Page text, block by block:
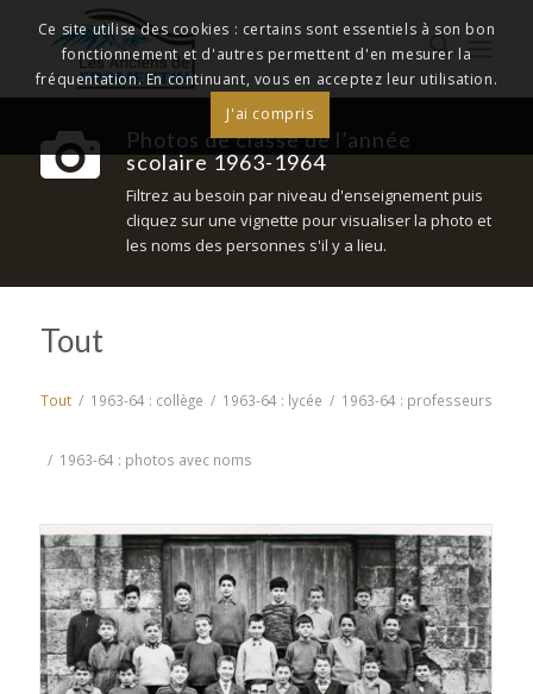
Photos de classe de l’année
scolaire 1963-1964
Filtrez au besoin par niveau d'enseignement puis
cliquez sur une vignette pour visualiser la photo et
les noms des personnes s'il y a lieu.
Tout
Tout / 1963-64 : collège / 1963-64 : lycée / 1963-64 : professeurs
/ 1963-64 : photos avec noms
Ce site utilise des cookies : certains sont essentiels à son bon
fonctionnement et d'autres permettent d'en mesurer la
fréquentation. En continuant, vous en acceptez leur utilisation.
J'ai compris